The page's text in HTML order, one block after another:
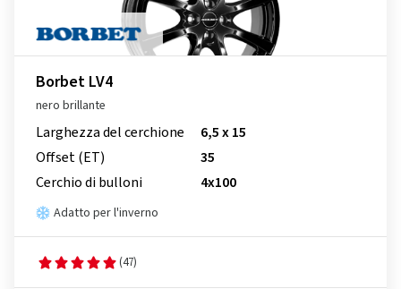
Borbet LV4
nero brillante
Larghezza del cerchione
6,5 x 15
Offset (ET)
35
Cerchio di bulloni
4x100
Adatto per l'inverno
(47)